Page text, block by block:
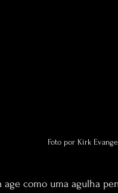
Foto por Kirk
age como uma agulha